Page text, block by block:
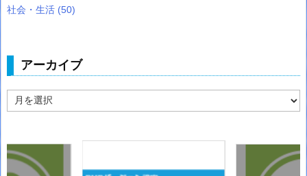
社会・生活 (50)
アーカイブ
ー
ブ